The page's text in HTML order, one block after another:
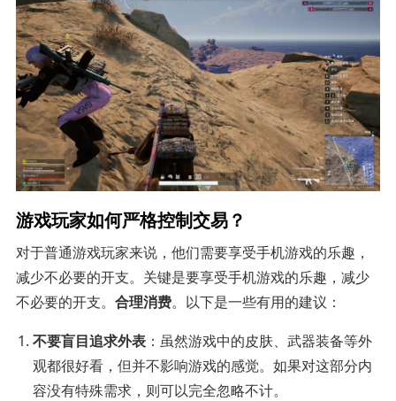
游戏玩家如何严格控制交易？
对于普通游戏玩家来说，他们需要享受手机游戏的乐趣，
减少不必要的开支。关键是要享受手机游戏的乐趣，减少
不必要的开支。 合理消费。以下是一些有用的建议：
不要盲目追求外表 ：虽然游戏中的皮肤、武器装备等外
观都很好看，但并不影响游戏的感觉。如果对这部分内
容没有特殊需求，则可以完全忽略不计。